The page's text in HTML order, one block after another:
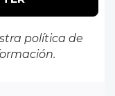
política de